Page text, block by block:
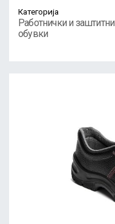
Категорија
Работнички и заштитни
обувки